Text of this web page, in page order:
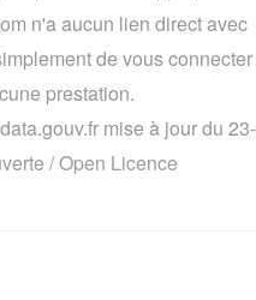
n'a aucun lien direct avec
de vous connecter
prestation.
mise à jour du 23-
/ Open Licence